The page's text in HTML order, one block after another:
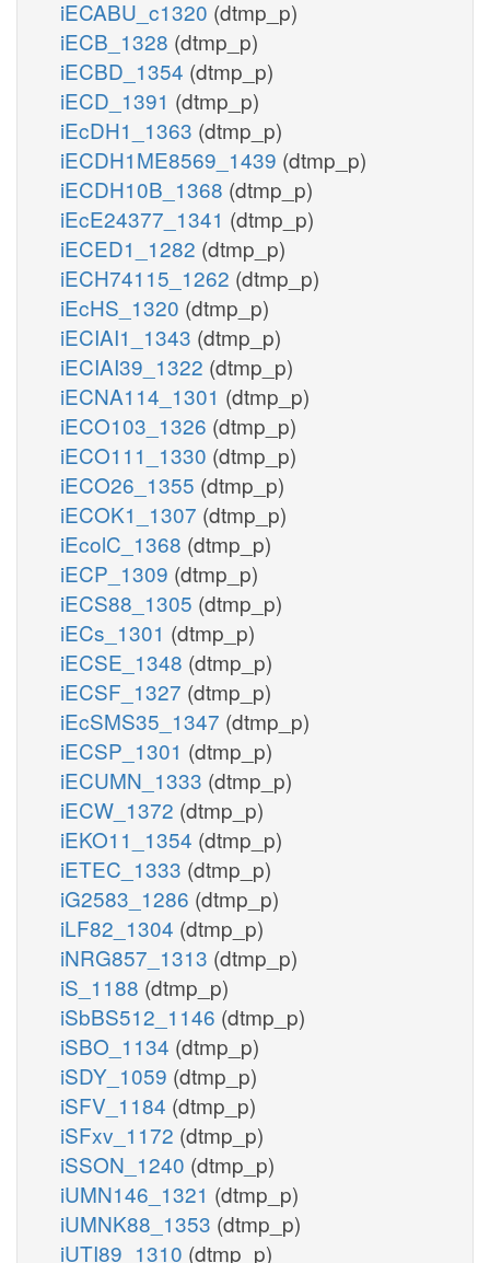
iECABU_c1320 (dtmp_p)
iECB_1328 (dtmp_p)
iECBD_1354 (dtmp_p)
iECD_1391 (dtmp_p)
iEcDH1_1363 (dtmp_p)
iECDH1ME8569_1439 (dtmp_p)
iECDH10B_1368 (dtmp_p)
iEcE24377_1341 (dtmp_p)
iECED1_1282 (dtmp_p)
iECH74115_1262 (dtmp_p)
iEcHS_1320 (dtmp_p)
iECIAI1_1343 (dtmp_p)
iECIAI39_1322 (dtmp_p)
iECNA114_1301 (dtmp_p)
iECO103_1326 (dtmp_p)
iECO111_1330 (dtmp_p)
iECO26_1355 (dtmp_p)
iECOK1_1307 (dtmp_p)
iEcolC_1368 (dtmp_p)
iECP_1309 (dtmp_p)
iECS88_1305 (dtmp_p)
iECs_1301 (dtmp_p)
iECSE_1348 (dtmp_p)
iECSF_1327 (dtmp_p)
iEcSMS35_1347 (dtmp_p)
iECSP_1301 (dtmp_p)
iECUMN_1333 (dtmp_p)
iECW_1372 (dtmp_p)
iEKO11_1354 (dtmp_p)
iETEC_1333 (dtmp_p)
iG2583_1286 (dtmp_p)
iLF82_1304 (dtmp_p)
iNRG857_1313 (dtmp_p)
iS_1188 (dtmp_p)
iSbBS512_1146 (dtmp_p)
iSBO_1134 (dtmp_p)
iSDY_1059 (dtmp_p)
iSFV_1184 (dtmp_p)
iSFxv_1172 (dtmp_p)
iSSON_1240 (dtmp_p)
iUMN146_1321 (dtmp_p)
iUMNK88_1353 (dtmp_p)
iUTI89_1310 (dtmp_p)